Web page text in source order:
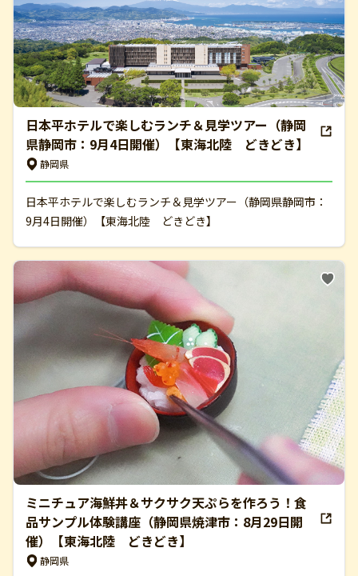
日本平ホテルで楽しむランチ＆見学ツアー（静岡
県静岡市：9月4日開催）【東海北陸 どきどき】
静岡県
日本平ホテルで楽しむランチ＆見学ツアー（静岡県静岡市：
9月4日開催）【東海北陸 どきどき】
ミニチュア海鮮丼＆サクサク天ぷらを作ろう！食
品サンプル体験講座（静岡県焼津市：8月29日開
催）【東海北陸 どきどき】
静岡県